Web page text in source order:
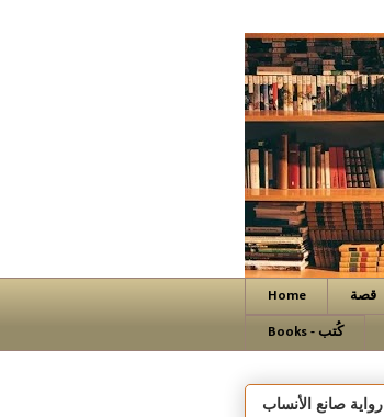
Home قصة
Books - كُتب
رواية صانع الأنساب